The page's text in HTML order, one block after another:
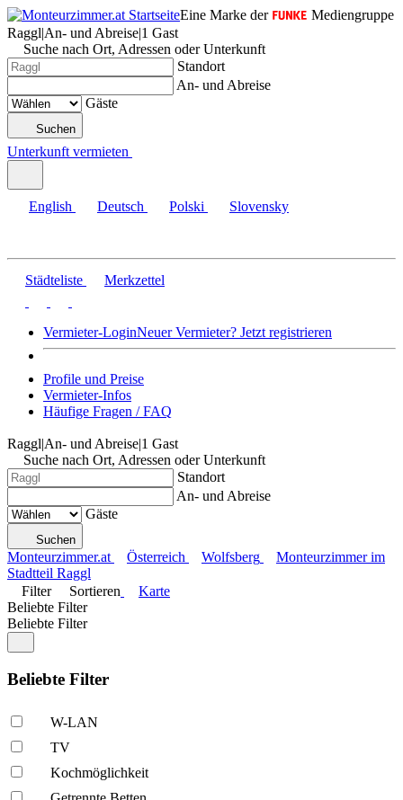
Eine Marke der
Mediengruppe
Raggl|An- und Abreise|1 Gast
Suche nach Ort, Adressen oder Unterkunft
Standort
An- und Abreise
Gäste
Suchen
Unterkunft vermieten
English Deutsch Polski Slovensky
Städteliste Merkzettel
Vermieter-LoginNeuer Vermieter? Jetzt registrieren
Profile und Preise
Vermieter-Infos
Häufige Fragen / FAQ
Raggl|An- und Abreise|1 Gast
Suche nach Ort, Adressen oder Unterkunft
Standort
An- und Abreise
Gäste
Suchen
Monteurzimmer.at Österreich Wolfsberg
Monteurzimmer im
Stadtteil Raggl
Filter
Sortieren
Karte
Beliebte Filter
Beliebte Filter
Beliebte Filter
W-LAN
TV
Kochmöglich­keit